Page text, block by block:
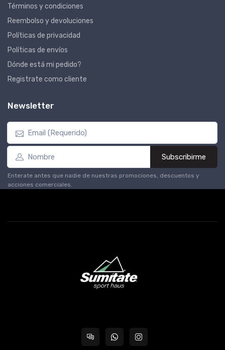
Términos y condiciones
Reembolso y devoluciones
Políticas de privacidad
Políticas de envíos
Dónde está mi pedido?
Registrate como cliente
Newsletter
Subscribirme
Enterate antes que nadie de nuestras promociones, descuentos y
acciones comerciales.